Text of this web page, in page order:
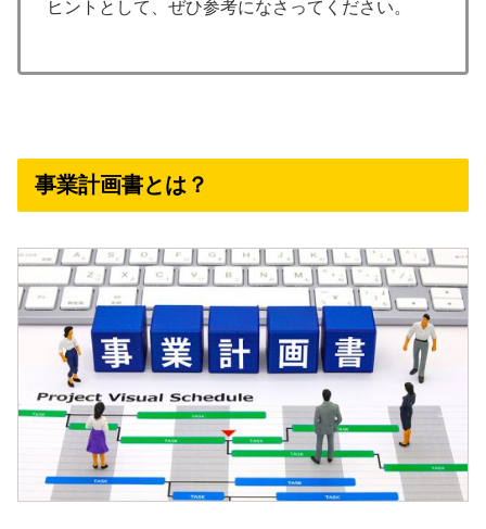
ヒントとして、ぜひ参考になさってください。
事業計画書とは？